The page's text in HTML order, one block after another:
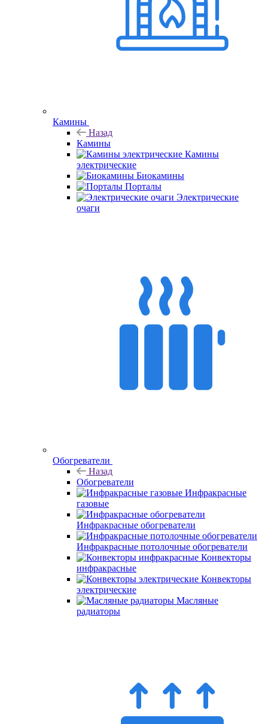
Камины
Назад
Камины
Камины
электрические
Биокамины
Порталы
Электрические
очаги
Обогреватели
Назад
Обогреватели
Инфракрасные
газовые
Инфракрасные обогреватели
Инфракрасные потолочные обогреватели
Конвекторы
инфракрасные
Конвекторы
электрические
Масляные
радиаторы